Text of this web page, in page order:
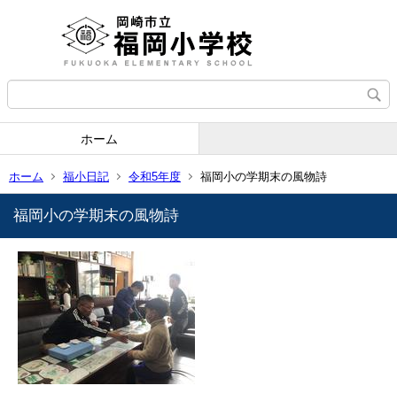
ホーム
ホーム 福小日記 令和5年度 福岡小の学期末の風物詩
福岡小の学期末の風物詩